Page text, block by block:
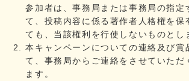
参加者は、事務局または事務局の指定
て、投稿内容に係る著作者人格権を保
ても、当該権利を行使しないものとし
本キャンペーンについての連絡及び賞
て、事務局からご連絡をさせていただ
ます。